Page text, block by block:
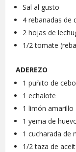
Sal al gusto
4 rebanadas de
2 hojas de
1/2 tomate
ADEREZO
1 puñito de
1 echalote
1 limón amarillo
1 yema de
1 cucharada de
1/2 taza de